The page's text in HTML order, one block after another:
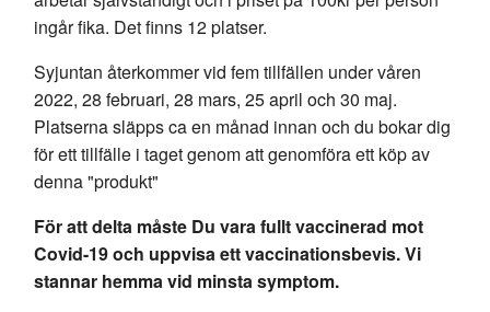
ingår fika. Det finns 12 platser.
Syjuntan återkommer vid fem tillfällen under våren
2022, 28 februari, 28 mars, 25 april och 30 maj.
Platserna släpps ca en månad innan och du bokar dig
för ett tillfälle i taget genom att genomföra ett köp av
denna "produkt"
För att delta måste Du vara fullt vaccinerad mot
Covid-19 och uppvisa ett vaccinationsbevis. Vi
stannar hemma vid minsta symptom.